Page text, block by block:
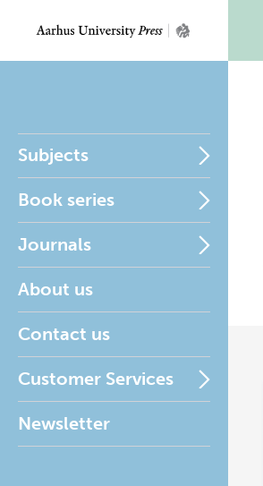
Subjects
Book series
Journals
About us
Contact us
Customer Services
Newsletter